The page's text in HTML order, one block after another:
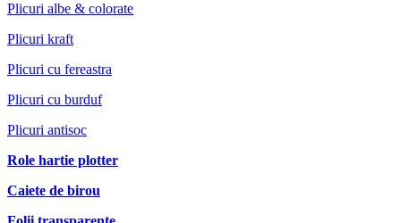
Plicuri albe & colorate
Plicuri kraft
Plicuri cu fereastra
Plicuri cu burduf
Plicuri antisoc
Role hartie plotter
Caiete de birou